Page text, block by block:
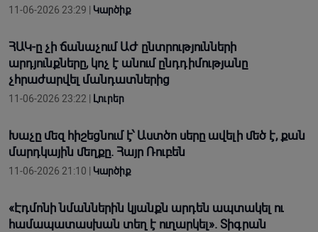
11-06-2026 23:29 | Կարծիք
ՀԱԿ-ը չի ճանաչում ԱԺ ընտրությունների
արդյունքները, կոչ է անում ընդդիմությանը
չհրաժարվել մանդատներից
11-06-2026 23:22 | Լուրեր
Խաչը մեզ հիշեցնում է՝ Աստծո սերը ավելի մեծ է, քան
մարդկային մեղքը. Հայր Ռուբեն
11-06-2026 21:10 | Կարծիք
«Էդմոնի նմաններին կյանքն արդեն ապտակել ու
համապատասխան տեղ է ուղարկել». Տիգրան